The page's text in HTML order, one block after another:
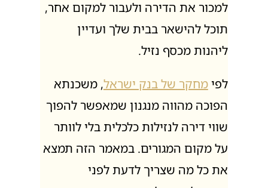
למכור את הדירה ולעבור למקום אחר,
תוכל להישאר בבית שלך ועדיין
ליהנות מכסף נזיל.
לפימחקר של בנק ישראל, משכנתא
הפוכה מהווה מנגנון שמאפשר להפוך
שווי דירה לנזילות כלכלית בלי לוותר
על מקום המגורים. במאמר הזה תמצא
את כל מה שצריך לדעת לפני